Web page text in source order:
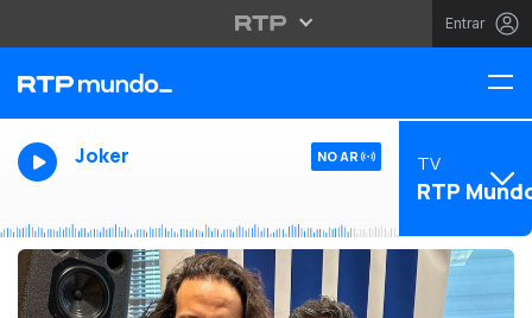
Entrar
Joker NO AR TV
RTP